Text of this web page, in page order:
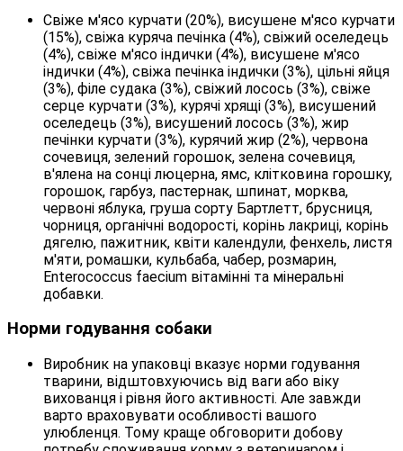
Свіже м'ясо курчати (20%), висушене м'ясо курчати
(15%), свіжа куряча печінка (4%), свіжий оселедець
(4%), свіже м'ясо індички (4%), висушене м'ясо
індички (4%), свіжа печінка індички (3%), цільні яйця
(3%), філе судака (3%), свіжий лосось (3%), свіже
серце курчати (3%), курячі хрящі (3%), висушений
оселедець (3%), висушений лосось (3%), жир
печінки курчати (3%), курячий жир (2%), червона
сочевиця, зелений горошок, зелена сочевиця,
в'ялена на сонці люцерна, ямс, клітковина горошку,
горошок, гарбуз, пастернак, шпинат, морква,
червоні яблука, груша сорту Бартлетт, брусниця,
чорниця, органічні водорості, корінь лакриці, корінь
дягелю, пажитник, квіти календули, фенхель, листя
м'яти, ромашки, кульбаба, чабер, розмарин,
Enterococcus faecium вітамінні та мінеральні
добавки.
Норми годування собаки
Виробник на упаковці вказує норми годування
тварини, відштовхуючись від ваги або віку
вихованця і рівня його активності. Але завжди
варто враховувати особливості вашого
улюбленця. Тому краще обговорити добову